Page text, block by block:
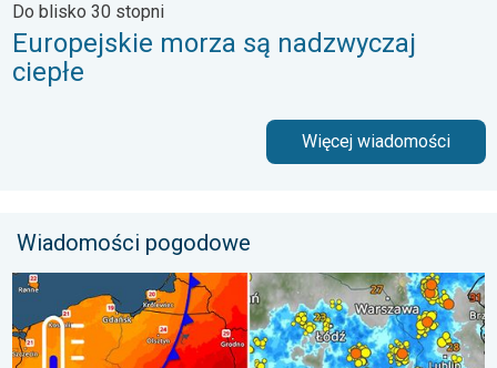
Do blisko 30 stopni
Europejskie morza są nadzwyczaj
ciepłe
Więcej wiadomości
Wiadomości pogodowe
Groźne burze na pożegnanie upałów. Ochłodzenie i burze. . .